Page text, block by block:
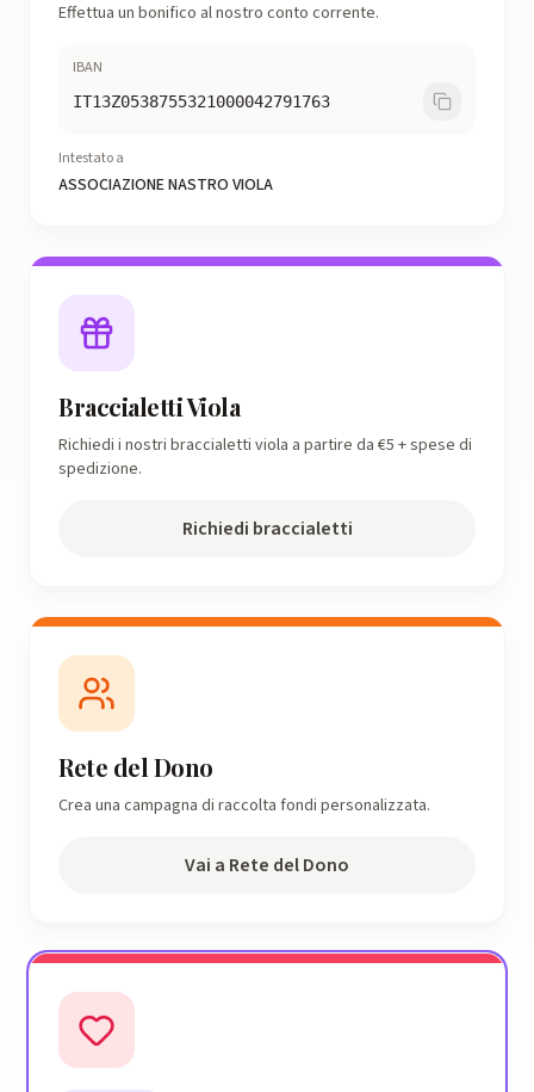
Effettua un bonifico al nostro conto corrente.
IBAN
IT13Z0538755321000042791763
Intestato a
ASSOCIAZIONE NASTRO VIOLA
Braccialetti Viola
Richiedi i nostri braccialetti viola a partire da €5 + spese di
spedizione.
Richiedi braccialetti
Rete del Dono
Crea una campagna di raccolta fondi personalizzata.
Vai a Rete del Dono